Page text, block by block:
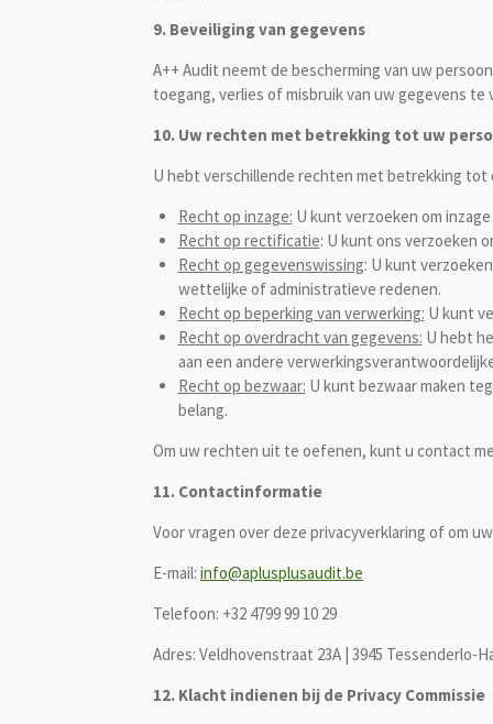
9. Beveiliging van gegevens
A++ Audit neemt de bescherming van uw
toegang, verlies of misbruik van uw gegevens te
10. Uw rechten met betrekking tot uw
U hebt verschillende rechten met betrekking tot
Recht op inzage: U kunt verzoeken om
Recht op rectificatie: U kunt ons verzoeken
Recht op gegevenswissing: U kunt
wettelijke of administratieve redenen.
Recht op beperking van verwerking: U kunt
Recht op overdracht van gegevens: U hebt
aan een andere
Recht op bezwaar: U kunt bezwaar maken
belang.
Om uw rechten uit te oefenen, kunt u contact
11. Contactinformatie
Voor vragen over deze privacyverklaring of om
E-mail: info@aplusplusaudit.be
Telefoon: +32 4799 99 10 29
Adres: Veldhovenstraat 23A | 3945 Tessenderlo-
12. Klacht indienen bij de Privacy Commissie